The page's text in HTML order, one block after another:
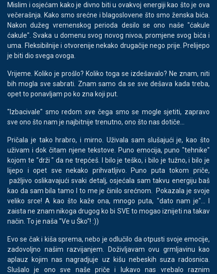
Mislim i osjećam kako je divno biti u ovakvoj energiji kao što je ova
večerašnja. Kako smo srećne i blagoslovene što smo ženska bića.
Nakon dužeg vremenskog perioda desilo se ono naše "ćakule
ćakule". Svaka u domenu svog novog nivoa, promjene svog bića i
uma. Fleksibilnije i otvorenije nekako drugačije nego prije. Prelijepo
je biti dio svega ovoga.
Vrijeme. Koliko je prošlo? Koliko toga se izdešavalo? Ne znam, niti
bih mogla sve sabrati. Znam samo da se sve dešava kada treba,
opet to ponavljam po ko zna koji put.
"Izbacivale" smo redom sve čega smo se mogle sjetiti, zapravo
sve ono što nam je najbitnije trenutno, ono što nas dotiče...
Pričala je tako hrabro, i mirno. Uživala sam slušajući je, kao što
uživam i dok čitam njene tekstove. Puno emocija, puno "tehnike"
kojom te "drži " da ne trepćeš. I bilo je teško, i bilo je tužno, i bilo je
lijepo i opet sve nekako prihvatljivo. Puno puta tokom priče,
pažljivo oslikavajući svaki detalj, osjećala sam takvu energiju baš
kao da sam bila tamo I to me je činilo srećnom. Pokazala je svoje
veliko srce! A kao što kaže ona, mnogo puta, "dato nam je"... I
zaista ne znam nikoga drugog ko bi SVE to mogao iznijeti na takav
način. To je naša "Ve u Ško"! :))
Evo se čak i kiša sprema, nebo je odlučilo da otpusti svoje emocije,
zadovoljno našim razvijanjem. Doživljavam ovu grmljavinu kao
aplauz kojim nas nagradjuje uz kišu nebeskih suza radosnica.
Slušalo je ono sve naše priče i lukavo nas vrebalo raznim